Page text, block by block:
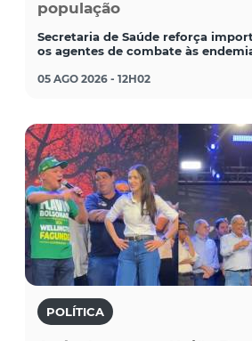
população
Secretaria de Saúde reforça
os agentes de combate às
05 AGO 2026 - 12H02
POLÍTICA